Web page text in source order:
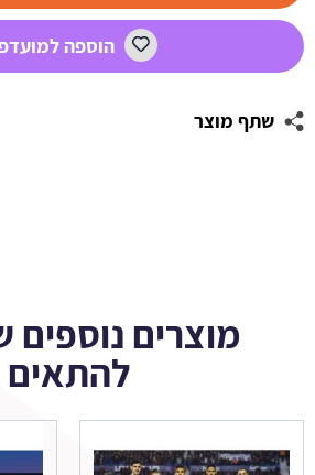
2
הוספה
שתף מוצר
מוצרים נוספים
להתאים